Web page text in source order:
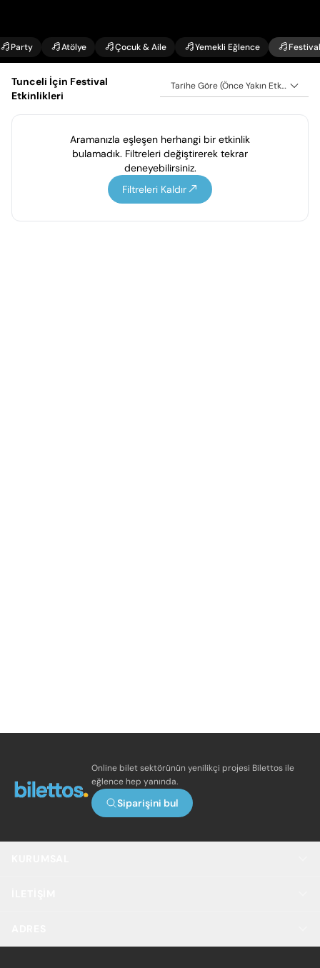
Party Atölye Çocuk & Aile Yemekli Eğlence Festival
Tunceli İçin Festival
Etkinlikleri
Tarihe Göre (Önce Yakın Etkinlikler)
Aramanızla eşleşen herhangi bir etkinlik
bulamadık. Filtreleri değiştirerek tekrar
deneyebilirsiniz.
Filtreleri Kaldır
Online bilet sektörünün yenilikçi projesi Bilettos ile
eğlence hep yanında.
Siparişini bul